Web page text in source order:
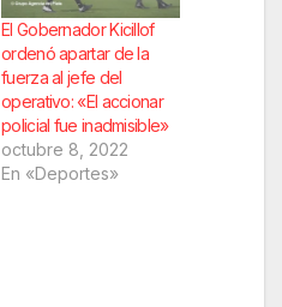
El Gobernador Kicillof
ordenó apartar de la
fuerza al jefe del
operativo: «El accionar
policial fue inadmisible»
octubre 8, 2022
En «Deportes»